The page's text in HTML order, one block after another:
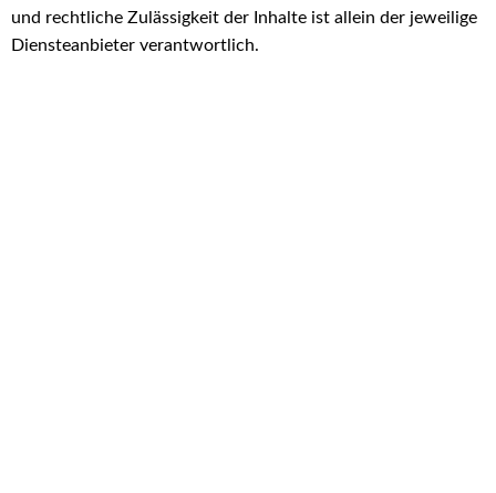
und rechtliche Zulässigkeit der Inhalte ist allein der jeweilige
Diensteanbieter verantwortlich.